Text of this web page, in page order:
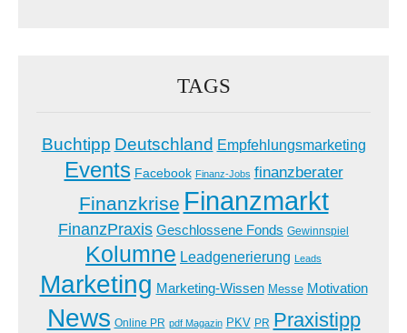
TAGS
Buchtipp Deutschland Empfehlungsmarketing
Events Facebook Finanz-Jobs finanzberater
Finanzkrise Finanzmarkt
FinanzPraxis Geschlossene Fonds Gewinnspiel
Kolumne Leadgenerierung Leads
Marketing Marketing-Wissen Messe Motivation
News Online PR pdf Magazin PKV PR Praxistipp